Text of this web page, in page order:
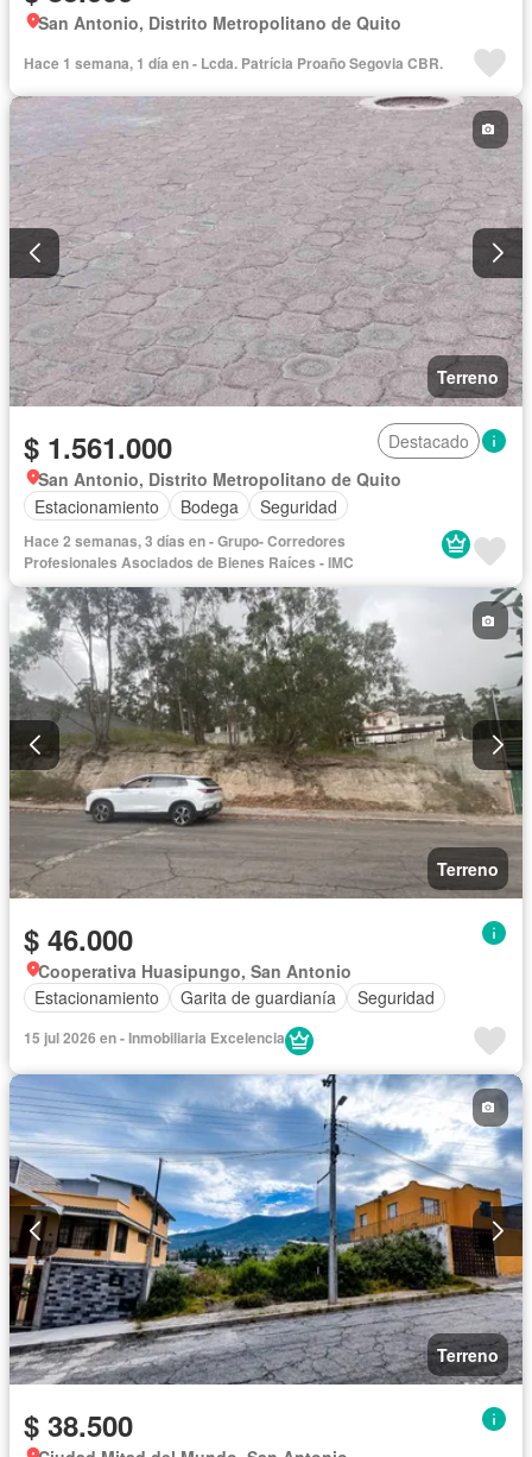
San Antonio, Distrito Metropolitano de Quito
Hace 1 semana, 1 día en - Lcda. Patrícia Proaño Segovia CBR.
Terreno
$ 1.561.000
Destacado
San Antonio, Distrito Metropolitano de Quito
Estacionamiento
Bodega Seguridad
Hace 2 semanas, 3 días en - Grupo- Corredores
Profesionales Asociados de Bienes Raíces - IMC
Terreno
$ 46.000
Cooperativa Huasipungo, San Antonio
Estacionamiento
Garita de guardianía Seguridad
15 jul 2026 en - Inmobiliaria Excelencia
Terreno
$ 38.500